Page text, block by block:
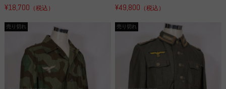
¥18,700 （税込） ¥49,800 （税込）
売り切れ 売り切れ